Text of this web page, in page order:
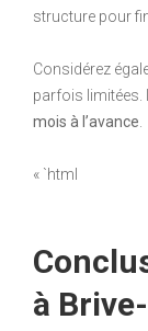
structure pour
Considérez
parfois limitées.
mois à l’avance
« `html
à